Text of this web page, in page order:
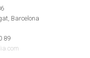
Barcelona
89